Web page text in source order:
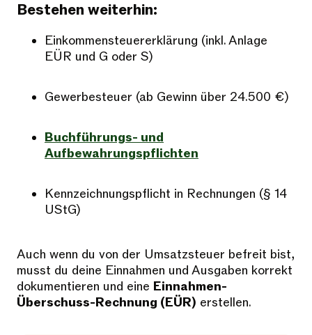
Bestehen weiterhin:
Einkommensteuererklärung (inkl. Anlage
EÜR und G oder S)
Gewerbesteuer (ab Gewinn über 24.500 €)
Buchführungs- und
Aufbewahrungspflichten
Kennzeichnungspflicht in Rechnungen (§ 14
UStG)
Auch wenn du von der Umsatzsteuer befreit bist,
musst du deine Einnahmen und Ausgaben korrekt
dokumentieren und eine Einnahmen-
Überschuss-Rechnung (EÜR) erstellen.